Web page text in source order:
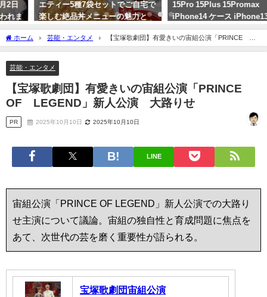
エティー5種7袋セットでご自宅で
楽しむ絶品丼メニューの魅力と
は？非常食にも送料無料！
15Pro 15Plus 15Promax
iPhone14 ケース iPhone13mini
iPhone13
ホーム 芸能・エンタメ
【宝塚歌劇団】有愛きいの宙組公演「PRINCE
OF LEGEND」新人公演 大路りせ
芸能・エンタメ
【宝塚歌劇団】有愛きいの宙組公演「PRINCE
OF LEGEND」新人公演 大路りせ
PR 2025年10月10日 2025年10月10日
LINE
宙組公演「PRINCE OF LEGEND」新人公演での大路り
せ主演について議論。宙組の独自性と育成問題に焦点を
あて、次世代の芸を磨く重要性が語られる。
宝塚歌劇団宙組公演